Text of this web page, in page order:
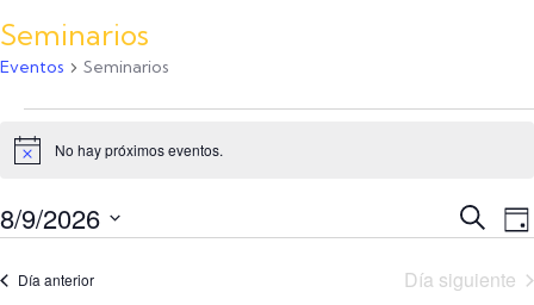
Seminarios
Eventos Seminarios
Notice No hay próximos eventos.
y
Buscar
en
Día
8/9/2026
la Día anterior Día siguiente